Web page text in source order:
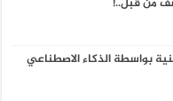
بواسطة الذكاء الاصطناعي